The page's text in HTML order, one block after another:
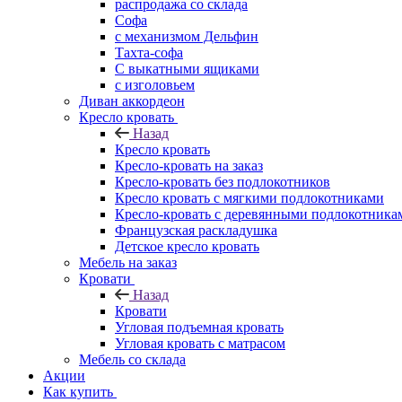
распродажа со склада
Софа
с механизмом Дельфин
Тахта-софа
С выкатными ящиками
с изголовьем
Диван аккордеон
Кресло кровать
Назад
Кресло кровать
Кресло-кровать на заказ
Кресло-кровать без подлокотников
Кресло кровать с мягкими подлокотниками
Кресло-кровать с деревянными
Французская раскладушка
Детское кресло кровать
Мебель на заказ
Кровати
Назад
Кровати
Угловая подъемная кровать
Угловая кровать с матрасом
Мебель со склада
Акции
Как купить